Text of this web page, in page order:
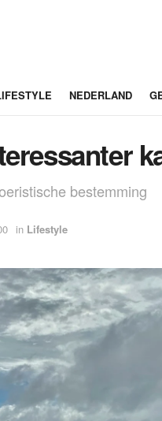
NEDERLAND
bestemming
in Lifestyle